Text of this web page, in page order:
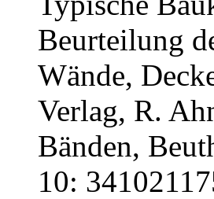
Beurteilung
Wände,
Verlag, R.
Bänden,
10: